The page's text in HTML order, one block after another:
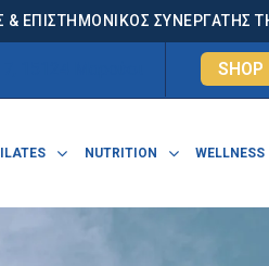
ΕΠΙΣΤΗΜΟΝΙΚΟΣ ΣΥΝΕΡΓΑΤΗΣ
SHOP
NUTRITION WELLNESS